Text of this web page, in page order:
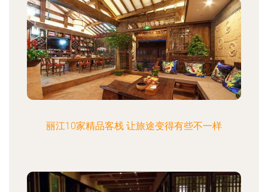
丽江10家精品客栈 让旅途变得有些不一样